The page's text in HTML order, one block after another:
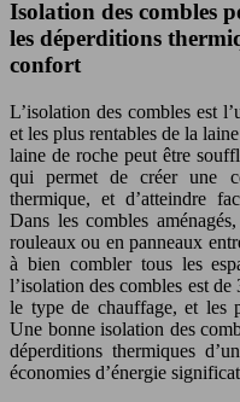
Isolation des combles
les déperditions
confort
L’isolation des combles est
et les plus rentables de la
laine de roche peut être
qui permet de créer une
thermique, et d’atteindre
Dans les combles
rouleaux ou en panneaux
à bien combler tous les
l’isolation des combles est
le type de chauffage, et les
Une bonne isolation des
déperditions thermiques
économies d’énergie